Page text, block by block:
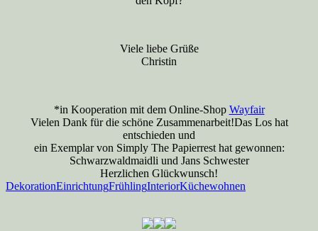
Viele liebe Grüße
Christin
*in Kooperation mit dem Online-Shop Wayfair
Vielen Dank für die schöne Zusammenarbeit!Das Los hat
entschieden und
ein Exemplar von Simply The Papierrest hat gewonnen:
Schwarzwaldmaidli und Jans Schwester
Herzlichen Glückwunsch!
DekorationEinrichtungFrühlingInteriorKüchewohnen